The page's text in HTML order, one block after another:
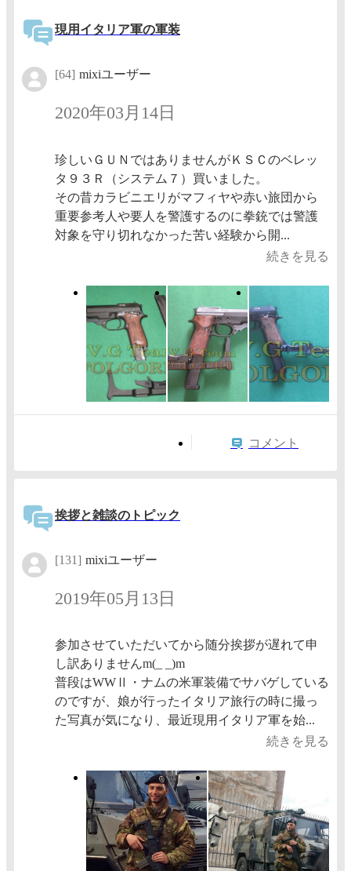
現用イタリア軍の軍装
[64] mixiユーザー
2020年03月14日
珍しいＧＵＮではありませんがＫＳＣのベレッ
タ９３Ｒ（システム７）買いました。
その昔カラビニエリがマフィヤや赤い旅団から
重要参考人や要人を警護するのに拳銃では警護
対象を守り切れなかった苦い経験から開...
続きを見る
コメント
挨拶と雑談のトピック
[131] mixiユーザー
2019年05月13日
参加させていただいてから随分挨拶が遅れて申
し訳ありませんm(_ _)m
普段はWWⅡ・ナムの米軍装備でサバゲしている
のですが、娘が行ったイタリア旅行の時に撮っ
た写真が気になり、最近現用イタリア軍を始...
続きを見る